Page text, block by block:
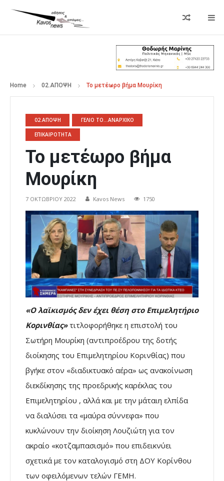
Home 02.ΑΠΟΨΗ Το μετέωρο βήμα Μουρίκη
02.ΑΠΟΨΗ ΓΕΛΙΟ ΤΟ...ΑΝΑΡΧΙΚΟ
ΕΠΙΚΑΙΡΟΤΗΤΑ
Το μετέωρο βήμα
Μουρίκη
7 ΟΚΤΩΒΡΊΟΥ 2022 Kavos News 1750
«Ο λαϊκισμός δεν έχει θέση στο Επιμελητήριο
Κορινθίας»τιτλοφορήθηκε η επιστολή του
Σωτήρη Μουρίκη (αντιπροέδρου της δοτής
διοίκησης του Επιμελητηρίου Κορινθίας) που
βγήκε στον «διαδικτυακό αέρα» ως ανακοίνωση
διεκδίκησης της προεδρικής καρέκλας του
Επιμελητηρίου , αλλά και με την μάταιη ελπίδα
να διαλύσει τα «μαύρα σύννεφα» που
κυκλώνουν την διοίκηση Λουζιώτη για τον
ακραίο «κοτζαμπασισμό» που επιδεικνύει
σχετικά με τον καταλογισμό στη ΔΟΥ Κορίνθου
των οφειλόμενων τελών ΓΕΜΗ.